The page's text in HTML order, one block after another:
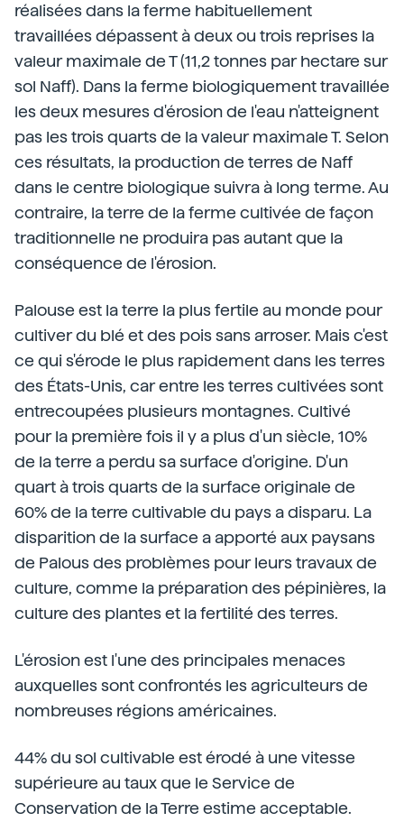
réalisées dans la ferme habituellement
travaillées dépassent à deux ou trois reprises la
valeur maximale de T (11,2 tonnes par hectare sur
sol Naff). Dans la ferme biologiquement travaillée
les deux mesures d'érosion de l'eau n'atteignent
pas les trois quarts de la valeur maximale T. Selon
ces résultats, la production de terres de Naff
dans le centre biologique suivra à long terme. Au
contraire, la terre de la ferme cultivée de façon
traditionnelle ne produira pas autant que la
conséquence de l'érosion.
Palouse est la terre la plus fertile au monde pour
cultiver du blé et des pois sans arroser. Mais c'est
ce qui s'érode le plus rapidement dans les terres
des États-Unis, car entre les terres cultivées sont
entrecoupées plusieurs montagnes. Cultivé
pour la première fois il y a plus d'un siècle, 10%
de la terre a perdu sa surface d'origine. D'un
quart à trois quarts de la surface originale de
60% de la terre cultivable du pays a disparu. La
disparition de la surface a apporté aux paysans
de Palous des problèmes pour leurs travaux de
culture, comme la préparation des pépinières, la
culture des plantes et la fertilité des terres.
L'érosion est l'une des principales menaces
auxquelles sont confrontés les agriculteurs de
nombreuses régions américaines.
44% du sol cultivable est érodé à une vitesse
supérieure au taux que le Service de
Conservation de la Terre estime acceptable.